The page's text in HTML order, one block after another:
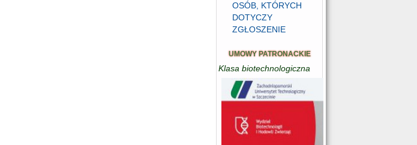
OSÓB, KTÓRYCH
DOTYCZY
ZGŁOSZENIE
UMOWY PATRONACKIE
Klasa biotechnologiczna